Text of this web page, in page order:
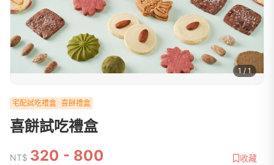
1 / 1
宅配試吃禮盒 喜餅禮盒
喜餅試吃禮盒
NT$ 320 - 800 收藏